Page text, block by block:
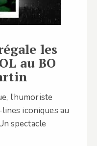
les
au BO
l’humoriste
iconiques au
spectacle